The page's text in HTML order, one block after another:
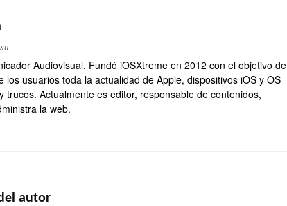
Audiovisual. Fundó iOSXtreme en 2012 con el objetivo de
los usuarios toda la actualidad de Apple, dispositivos iOS y OS
trucos. Actualmente es editor, responsable de contenidos,
la web.
autor